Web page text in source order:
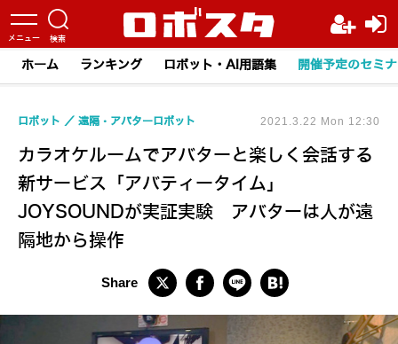
ホーム ランキング ロボット・AI用語集 開催予定のセミ
カラオケルームでアバターと楽しく会話する
新サービス「アバティータイム」
JOYSOUNDが実証実験 アバターは人が遠
隔地から操作
ロボット 遠隔・アバターロボット 2021.3.22 Mon 12:30